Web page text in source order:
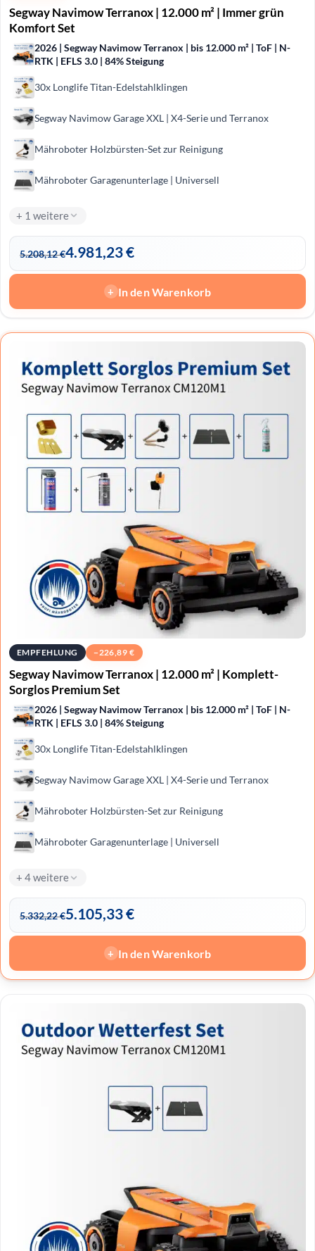
Segway Navimow Terranox | 12.000 m² | Immer grün
Komfort Set
2026 | Segway Navimow Terranox | bis 12.000 m² | ToF | N-
RTK | EFLS 3.0 | 84% Steigung
30x Longlife Titan-Edelstahlklingen
Segway Navimow Garage XXL | X4-Serie und Terranox
Mähroboter Holzbürsten-Set zur Reinigung
Mähroboter Garagenunterlage | Universell
+ 1 weitere
5.208,12€4.981,23€
+ In den Warenkorb
EMPFEHLUNG −226,89 €
Segway Navimow Terranox | 12.000 m² | Komplett-
Sorglos Premium Set
2026 | Segway Navimow Terranox | bis 12.000 m² | ToF | N-
RTK | EFLS 3.0 | 84% Steigung
30x Longlife Titan-Edelstahlklingen
Segway Navimow Garage XXL | X4-Serie und Terranox
Mähroboter Holzbürsten-Set zur Reinigung
Mähroboter Garagenunterlage | Universell
+ 4 weitere
5.332,22€5.105,33€
+ In den Warenkorb